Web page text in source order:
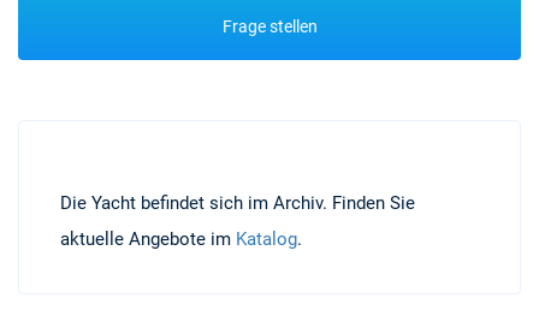
Frage stellen
Die Yacht befindet sich im Archiv. Finden Sie
aktuelle Angebote im Katalog.